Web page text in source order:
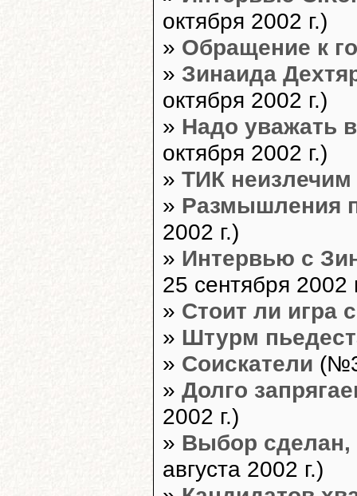
октября 2002 г.)
» Обращение к
» Зинаида
октября 2002 г.)
» Надо уважать
октября 2002 г.)
» ТИК неизлечим
» Размышления
2002 г.)
» Интервью с
25 сентября 2002
» Стоит ли игра
» Штурм
» Соискатели
» Долго
2002 г.)
» Выбор сделан,
августа 2002 г.)